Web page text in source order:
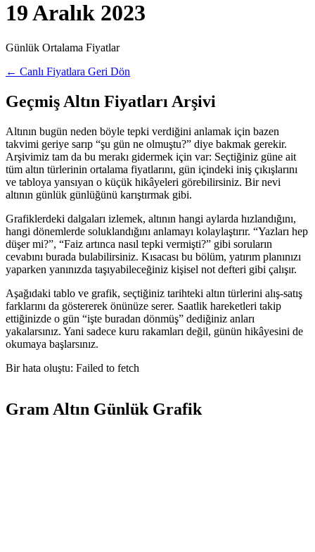
19 Aralık 2023
Günlük Ortalama Fiyatlar
← Canlı Fiyatlara Geri Dön
Geçmiş Altın Fiyatları Arşivi
Altının bugün neden böyle tepki verdiğini anlamak için bazen
takvimi geriye sarıp “şu gün ne olmuştu?” diye bakmak gerekir.
Arşivimiz tam da bu merakı gidermek için var: Seçtiğiniz güne ait
tüm altın türlerinin ortalama fiyatlarını, gün içindeki iniş çıkışlarını
ve tabloya yansıyan o küçük hikâyeleri görebilirsiniz. Bir nevi
altının günlük günlüğünü karıştırmak gibi.
Grafiklerdeki dalgaları izlemek, altının hangi aylarda hızlandığını,
hangi dönemlerde soluklandığını anlamayı kolaylaştırır. “Yazları hep
düşer mi?”, “Faiz artınca nasıl tepki vermişti?” gibi soruların
cevabını burada bulabilirsiniz. Kısacası bu bölüm, yatırım planınızı
yaparken yanınızda taşıyabileceğiniz kişisel not defteri gibi çalışır.
Aşağıdaki tablo ve grafik, seçtiğiniz tarihteki altın türlerini alış-satış
farklarını da göstererek önünüze serer. Saatlik hareketleri takip
ettiğinizde o gün “işte buradan dönmüş” dediğiniz anları
yakalarsınız. Yani sadece kuru rakamları değil, günün hikâyesini de
okumaya başlarsınız.
Bir hata oluştu: Failed to fetch
Gram Altın Günlük Grafik